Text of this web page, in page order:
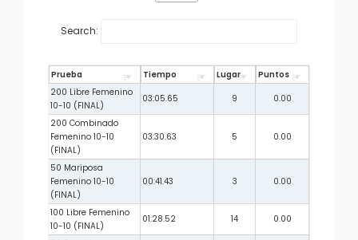
Search:
Prueba Tiempo Lugar
Puntos
200 Libre Femenino
10-10 (FINAL)
03:05.65 9 0.00
200 Combinado
Femenino 10-10
(FINAL)
03:30.63 5 0.00
50 Mariposa
Femenino 10-10
(FINAL)
00:41.43 3 0.00
100 Libre Femenino
10-10 (FINAL)
01:28.52 14 0.00